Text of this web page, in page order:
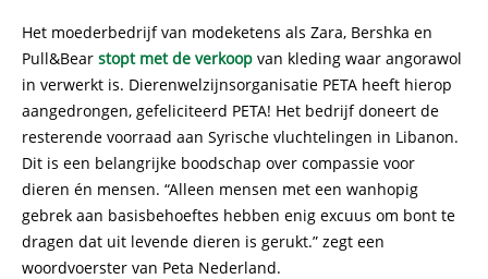
Het moederbedrijf van modeketens als Zara, Bershka en
Pull&Bear stopt met de verkoop van kleding waar angorawol
in verwerkt is. Dierenwelzijnsorganisatie PETA heeft hierop
aangedrongen, gefeliciteerd PETA! Het bedrijf doneert de
resterende voorraad aan Syrische vluchtelingen in Libanon.
Dit is een belangrijke boodschap over compassie voor
dieren én mensen. “Alleen mensen met een wanhopig
gebrek aan basisbehoeftes hebben enig excuus om bont te
dragen dat uit levende dieren is gerukt.” zegt een
woordvoerster van Peta Nederland.